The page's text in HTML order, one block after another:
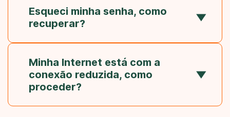
Esqueci minha senha, como
recuperar?
Minha Internet está com a
conexão reduzida, como
proceder?